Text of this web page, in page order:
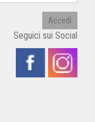
Accedi
Seguici sui Social